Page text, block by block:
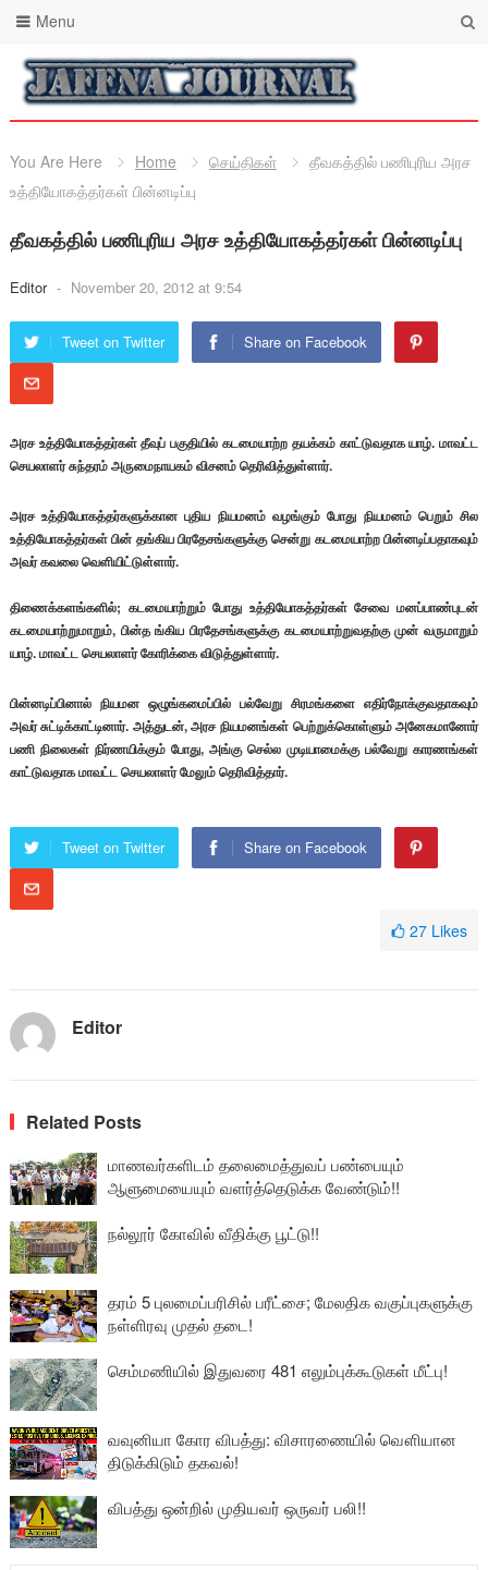
Menu
You Are Here Home செய்திகள்
தீவகத்தில் பணிபுரிய அரச
உத்தியோகத்தர்கள் பின்னடிப்பு
தீவகத்தில் பணிபுரிய அரச உத்தியோகத்தர்கள் பின்னடிப்பு
Editor - November 20, 2012 at 9:54
Tweet on Twitter Share on Facebook
அரச உத்தியோகத்தர்கள் தீவுப் பகுதியில் கடமையாற்ற தயக்கம் காட்டுவதாக யாழ். மாவட்ட
செயலாளர் சுந்தரம் அருமைநாயகம் விசனம் தெரிவித்துள்ளார்.
அரச உத்தியோகத்தர்களுக்கான புதிய நியமனம் வழங்கும் போது நியமனம் பெறும் சில
உத்தியோகத்தர்கள் பின் தங்கிய பிரதேசங்களுக்கு சென்று கடமையாற்ற பின்னடிப்பதாகவும்
அவர் கவலை வெளியிட்டுள்ளார்.
திணைக்களங்களில்; கடமையாற்றும் போது உத்தியோகத்தர்கள் சேவை மனப்பாண்புடன்
கடமையாற்றுமாறும், பின்த ங்கிய பிரதேசங்களுக்கு கடமையாற்றுவதற்கு முன் வருமாறும்
யாழ். மாவட்ட செயலாளர் கோரிக்கை விடுத்துள்ளார்.
பின்னடிப்பினால் நியமன ஒழுங்கமைப்பில் பல்வேறு சிரமங்களை எதிர்நோக்குவதாகவும்
அவர் சுட்டிக்காட்டினார். அத்துடன், அரச நியமனங்கள் பெற்றுக்கொள்ளும் அனேகமானோர்
பணி நிலைகள் நிர்ணயிக்கும் போது, அங்கு செல்ல முடியாமைக்கு பல்வேறு காரணங்கள்
காட்டுவதாக மாவட்ட செயலாளர் மேலும் தெரிவித்தார்.
Tweet on Twitter Share on Facebook
27 Likes
Editor
Related Posts
மாணவர்களிடம் தலைமைத்துவப் பண்பையும்
ஆளுமையையும் வளர்த்தெடுக்க வேண்டும்!!
நல்லூர் கோவில் வீதிக்கு பூட்டு!!
தரம் 5 புலமைப்பரிசில் பரீட்சை; மேலதிக வகுப்புகளுக்கு
நள்ளிரவு முதல் தடை!
செம்மணியில் இதுவரை 481 எலும்புக்கூடுகள் மீட்பு!
வவுனியா கோர விபத்து: விசாரணையில் வௌியான
திடுக்கிடும் தகவல்!
விபத்து ஒன்றில் முதியவர் ஒருவர் பலி!!